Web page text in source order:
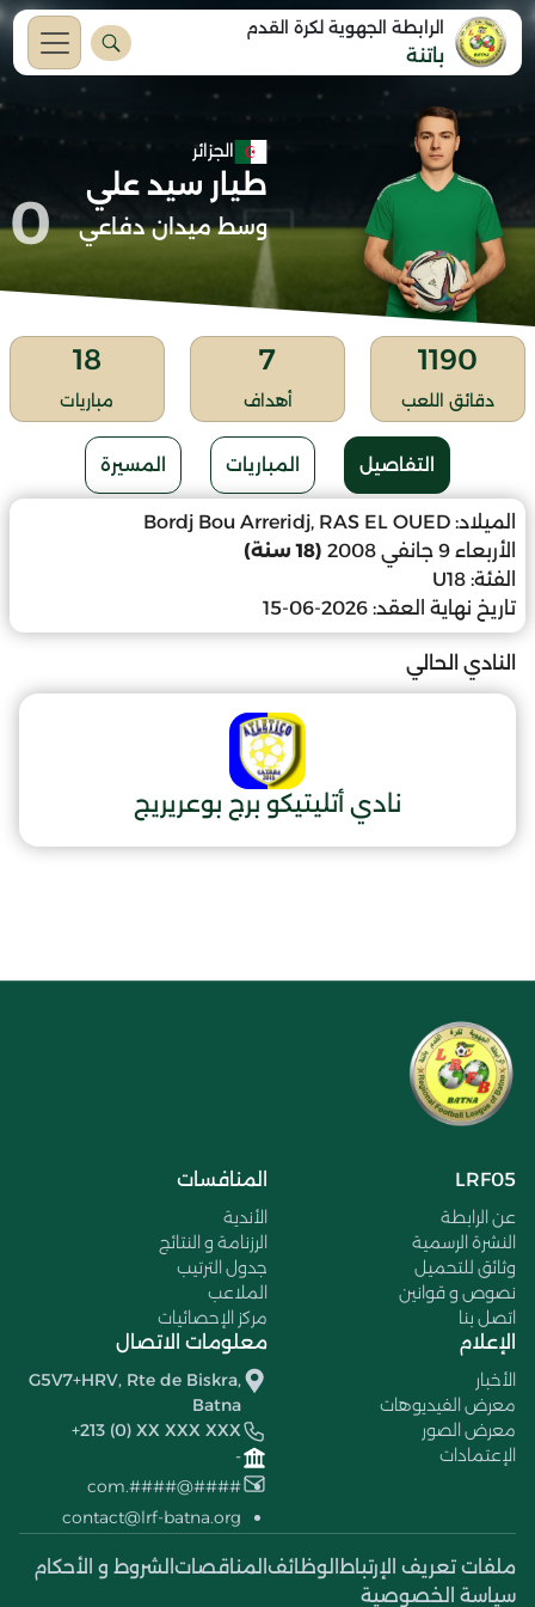
الرابطة الجهوية لكرة القدم
باتنة
الجزائر
طيار سيد علي
وسط ميدان دفاعي 0
1190
دقائق اللعب
7
أهداف
18
مباريات
التفاصيل المباريات المسيرة
الميلاد: Bordj Bou Arreridj, RAS EL OUED
الأربعاء 9 جانفي 2008
(18 سنة)
الفئة: U18
تاريخ نهاية العقد: 2026-06-15
النادي الحالي
نادي أتليتيكو برج بوعريريج
LRF05
عن الرابطة
النشرة الرسمية
وثائق للتحميل
نصوص و قوانين
اتصل بنا
المنافسات
الأندية
الرزنامة و النتائج
جدول الترتيب
الملاعب
مركز الإحصائيات
الإعلام
الأخبار
معرض الفيديوهات
معرض الصور
الإعتمادات
معلومات الاتصال
G5V7+HRV, Rte de Biskra,
Batna
+213 (0) XX XXX XXX
-
####@####.com
contact@lrf-batna.org
ملفات تعريف الإرتباط الوظائف المناقصات الشروط و الأحكام
سياسة الخصوصية